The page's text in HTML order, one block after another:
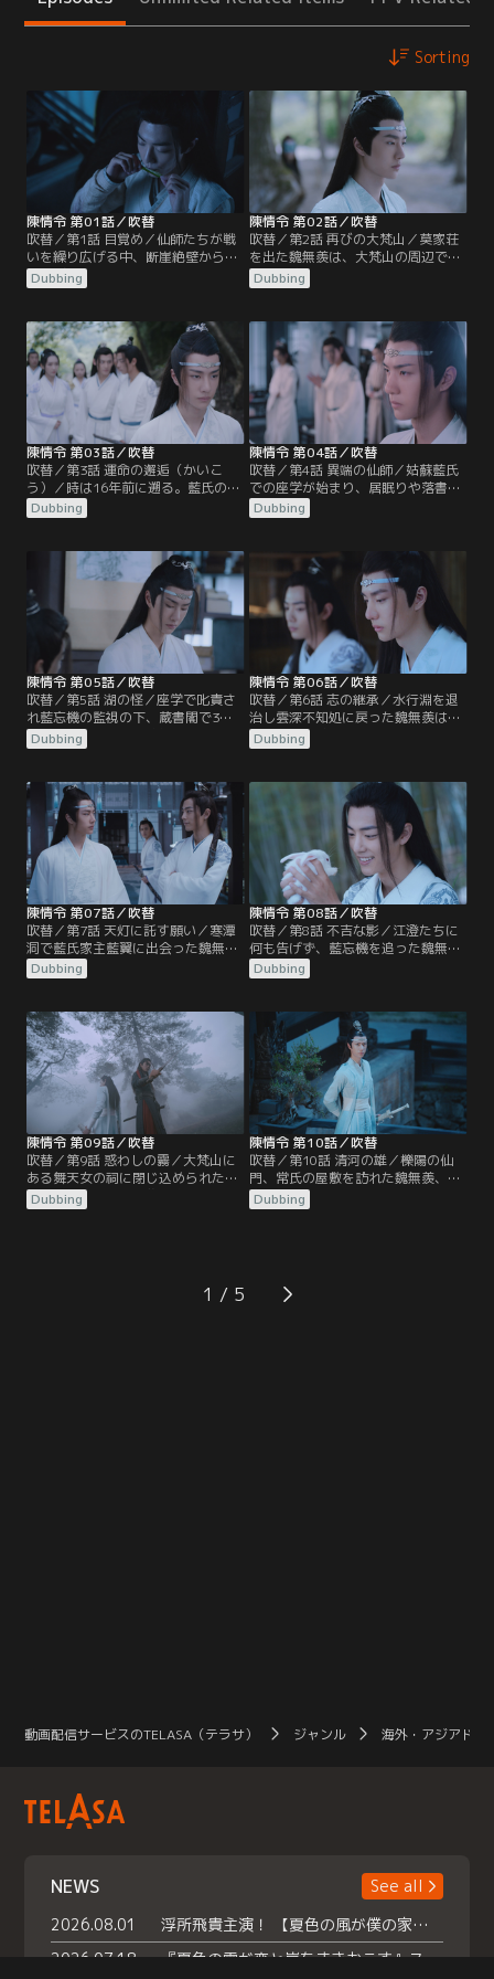
Sorting
陳情令 第01話／吹替
吹替／第1話 目覚め／仙師たちが戦
いを繰り広げる中、断崖絶壁から身
を投げようとする1人の男がいた。
彼の名は魏無羨。手を伸ばし救おう
す江澄。2人の目前で魏無羨は奈落
の底へと落ちていった…。16年後、
魏無羨は莫家荘の一室で莫玄羽とし
て目覚める。蘭陵金氏宗主の隠し子
だった莫玄羽が、自分の命と引き換
えに…。
Dubbing
陳情令 第02話／吹替
吹替／第2話 再びの大梵山／莫家荘
を出た魏無羨は、大梵山の周辺で
人々の魂が奪われる事件が起きてい
ることを知り山へと向かう。大梵山
江氏、師姉 江厭離の忘れ形見の金凌
の率いる蘭陵金氏、そして藍忘機率
いる姑蘇藍氏も集まっていた。魏無
羨は墓守の老人の言葉から祠へと向
かうが…。
Dubbing
陳情令 第03話／吹替
吹替／第3話 運命の邂逅（かいこ
う）／時は16年前に遡る。藍氏の座
学に参加するため魏無羨、江澄たち
は彩衣鎮の宿に泊まろうとするが、
り切ったため、そのまま雲深不知処
へ向かうことに。宿に招状を忘れ、
取りに戻った魏無羨だったが、日は
暮れ閉まっていた山門から無断で潜
入したため…。
Dubbing
陳情令 第04話／吹替
吹替／第4話 異端の仙師／姑蘇藍氏
での座学が始まり、居眠りや落書き
をしてばかりで講義に身の入らない
魏無羨だったが、そこへ温氏の次男
てくる。温氏の宗主であり仙督の温
若寒が陰鉄の欠片を見つけるよう温
情に命じていたのだった。温情は雲
深不知処の裏山に結界が張られてい
ることに気づく。
Dubbing
陳情令 第05話／吹替
吹替／第5話 湖の怪／座学で叱責さ
れ藍忘機の監視の下、蔵書閣で3日
の筆写の罰を受けた魏無羨。花をつ
けた藍忘機の姿絵と春画を見せ藍忘
彩衣鎮では水の怪が出現し、碧霊湖
で舟に乗った人々を次々と落水させ
ているという事件が起きていた。知
らせを受けた藍氏宗主の藍曦臣
は…。
Dubbing
陳情令 第06話／吹替
吹替／第6話 志の継承／水行淵を退
治し雲深不知処に戻った魏無羨は江
澄たちと酒盛りをするが、その現場
を藍忘機に目撃されてしまう。魏無
るが、すぐに酔い潰れた藍忘機は魏
無羨の部屋で寝てしまう。翌朝、藍
啓仁は大いに怒って魏無羨や藍忘機
に重い罰を与えるのだった。一方、
藍曦臣は…。
Dubbing
陳情令 第07話／吹替
吹替／第7話 天灯に託す願い／寒潭
洞で藍氏家主藍翼に出会った魏無羨
と藍忘機。藍翼は2人に陰鉄の災い
を食い止めるよう託して霊識は消滅
たが、天灯を揚げる際、江厭離に対
する金子軒の態度に激怒、取っ組み
合いのケンカとなる。蘭氏の宗主、
江氏の宗主も集まり協議する中、江
宗主は…。
Dubbing
陳情令 第08話／吹替
吹替／第8話 不吉な影／江澄たちに
何も告げず、藍忘機を追った魏無
羨。藍忘機と共に残りの陰鉄を探し
に行くが、常に不気味な梟にあとを
は聶懐桑と遭遇、蒔花女の屋敷に陰
鉄があると突き止めるが、すでに温
晁から陰鉄を奪われたあとだった。
その頃、魏無羨を追って蓮花塢をあ
とにした江澄は…。
Dubbing
陳情令 第09話／吹替
吹替／第9話 惑わしの霧／大梵山に
ある舞天女の祠に閉じ込められた魏
無羨と藍忘機たち。襲い掛かる村人
たちを操っていたのは温晁だった。
天女の像に埋まっていた陰鉄が温若
寒に奪われたため、像が村人たちの
Dubbing
陳情令 第10話／吹替
吹替／第10話 清河の雄／櫟陽の仙
門、常氏の屋敷を訪れた魏無羨、藍
忘機、江澄だったが、なんと常氏一
族は薛洋の手で惨殺されていた。そ
星塵たちと別れた魏無羨たちは、聶
懐桑、孟瑶と清河聶氏の不浄世に到
Dubbing
1
動画配信サービスのTELASA（テラサ） ジャンル 海外・アジアドラ
NEWS
See all
2026.08.01
浮所飛貴主演！ 【夏色の風が僕の家にやってきた】 本日よりテラサで独占配信スタート！
2026.07.18
『夏色の雲が恋と嵐をまきおこす』スペシャルメイキング 【Part1】2026年７月18日（土）23時30分～配信スタート！話題のシーンの裏側を大公開！豪華キャスト大集合！ 『武宮家 真夏の家族会議』開催！